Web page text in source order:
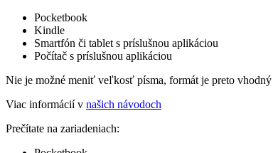
Pocketbook
Kindle
Smartfón či tablet s príslušnou aplikáciou
Počítač s príslušnou aplikáciou
Nie je možné meniť veľkosť písma, formát je preto vhodný
Viac informácií v našich návodoch
Prečítate na zariadeniach: